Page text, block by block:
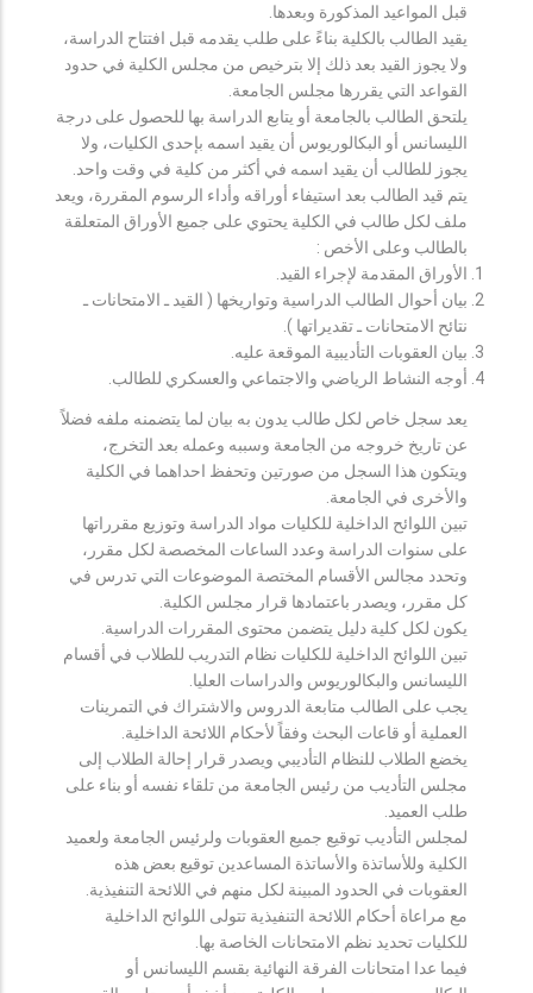
قبل المواعيد المذكورة وبعدها.
يقيد الطالب بالكلية بناءً على طلب يقدمه قبل افتتاح الدراسة،
ولا يجوز القيد بعد ذلك إلا بترخيص من مجلس الكلية في حدود
القواعد التي يقررها مجلس الجامعة.
يلتحق الطالب بالجامعة أو يتابع الدراسة بها للحصول على درجة
الليسانس أو البكالوريوس أن يقيد اسمه بإحدى الكليات، ولا
يجوز للطالب أن يقيد اسمه في أكثر من كلية في وقت واحد.
يتم قيد الطالب بعد استيفاء أوراقه وأداء الرسوم المقررة، ويعد
ملف لكل طالب في الكلية يحتوي على جميع الأوراق المتعلقة
بالطالب وعلى الأخص :
الأوراق المقدمة لإجراء القيد.
بيان أحوال الطالب الدراسية وتواريخها ( القيد ـ الامتحانات ـ
نتائح الامتحانات ـ تقديراتها ).
بيان العقوبات التأديبية الموقعة عليه.
أوجه النشاط الرياضي والاجتماعي والعسكري للطالب.
يعد سجل خاص لكل طالب يدون به بيان لما يتضمنه ملفه فضلاً
عن تاريخ خروجه من الجامعة وسببه وعمله بعد التخرج،
ويتكون هذا السجل من صورتين وتحفظ احداهما في الكلية
والأخرى في الجامعة.
تبين اللوائح الداخلية للكليات مواد الدراسة وتوزيع مقرراتها
على سنوات الدراسة وعدد الساعات المخصصة لكل مقرر،
وتحدد مجالس الأقسام المختصة الموضوعات التي تدرس في
كل مقرر، ويصدر باعتمادها قرار مجلس الكلية.
يكون لكل كلية دليل يتضمن محتوى المقررات الدراسية.
تبين اللوائح الداخلية للكليات نظام التدريب للطلاب في أقسام
الليسانس والبكالوريوس والدراسات العليا.
يجب على الطالب متابعة الدروس والاشتراك في التمرينات
العملية أو قاعات البحث وفقاً لأحكام اللائحة الداخلية.
يخضع الطلاب للنظام التأديبي ويصدر قرار إحالة الطلاب إلى
مجلس التأديب من رئيس الجامعة من تلقاء نفسه أو بناء على
طلب العميد.
لمجلس التأديب توقيع جميع العقوبات ولرئيس الجامعة ولعميد
الكلية وللأساتذة والأساتذة المساعدين توقيع بعض هذه
العقوبات في الحدود المبينة لكل منهم في اللائحة التنفيذية.
مع مراعاة أحكام اللائحة التنفيذية تتولى اللوائح الداخلية
للكليات تحديد نظم الامتحانات الخاصة بها.
فيما عدا امتحانات الفرقة النهائية بقسم الليسانس أو